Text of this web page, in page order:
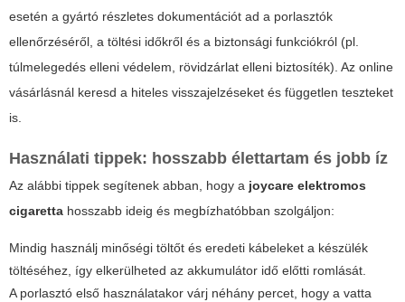
esetén a gyártó részletes dokumentációt ad a porlasztók
ellenőrzéséről, a töltési időkről és a biztonsági funkciókról (pl.
túlmelegedés elleni védelem, rövidzárlat elleni biztosíték). Az online
vásárlásnál keresd a hiteles visszajelzéseket és független teszteket
is.
Használati tippek: hosszabb élettartam és jobb íz
Az alábbi tippek segítenek abban, hogy a joycare elektromos
cigaretta hosszabb ideig és megbízhatóbban szolgáljon:
Mindig használj minőségi töltőt és eredeti kábeleket a készülék
töltéséhez, így elkerülheted az akkumulátor idő előtti romlását.
A porlasztó első használatakor várj néhány percet, hogy a vatta